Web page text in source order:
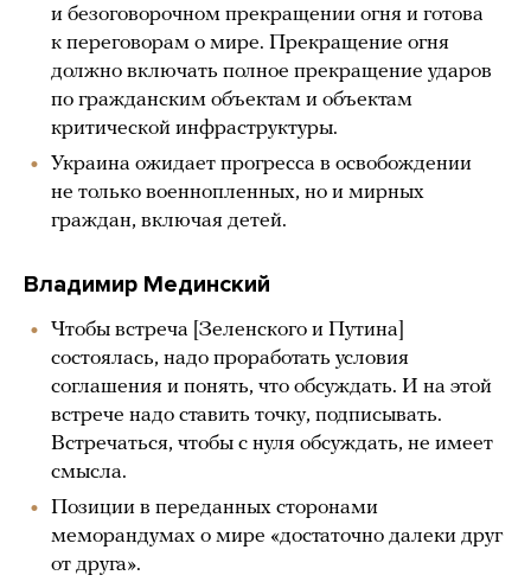
и безоговорочном прекращении огня и готова
к переговорам о мире. Прекращение огня
должно включать полное прекращение ударов
по гражданским объектам и объектам
критической инфраструктуры.
Украина ожидает прогресса в освобождении
не только военнопленных, но и мирных
граждан, включая детей.
Владимир Мединский
Чтобы встреча [Зеленского и Путина]
состоялась, надо проработать условия
соглашения и понять, что обсуждать. И на этой
встрече надо ставить точку, подписывать.
Встречаться, чтобы с нуля обсуждать, не имеет
смысла.
Позиции в переданных сторонами
меморандумах о мире «достаточно далеки друг
от друга».